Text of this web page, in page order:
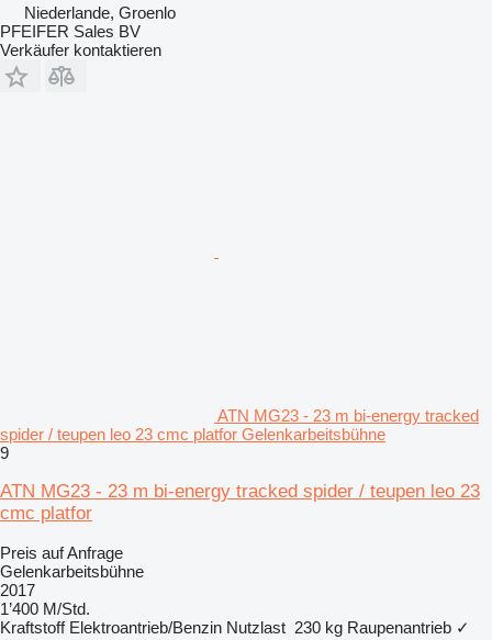
Niederlande, Groenlo
PFEIFER Sales BV
Verkäufer kontaktieren
ATN MG23 - 23 m bi-energy tracked
spider / teupen leo 23 cmc platfor Gelenkarbeitsbühne
9
ATN MG23 - 23 m bi-energy tracked spider / teupen leo 23
cmc platfor
Preis auf Anfrage
Gelenkarbeitsbühne
2017
1’400 M/Std.
Kraftstoff Elektroantrieb/Benzin Nutzlast 230 kg Raupenantrieb ✓